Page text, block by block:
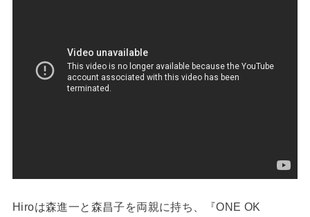
Hiroは森進一と森昌子を両親に持ち、『ONE OK